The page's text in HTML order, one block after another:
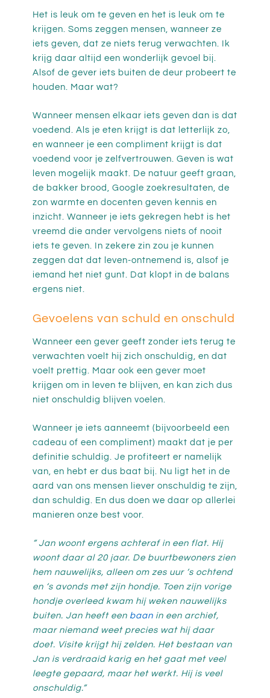
Het is leuk om te geven en het is leuk om te
krijgen. Soms zeggen mensen, wanneer ze
iets geven, dat ze niets terug verwachten. Ik
krijg daar altijd een wonderlijk gevoel bij.
Alsof de gever iets buiten de deur probeert te
houden. Maar wat?
Wanneer mensen elkaar iets geven dan is dat
voedend. Als je eten krijgt is dat letterlijk zo,
en wanneer je een compliment krijgt is dat
voedend voor je zelfvertrouwen. Geven is wat
leven mogelijk maakt. De natuur geeft graan,
de bakker brood, Google zoekresultaten, de
zon warmte en docenten geven kennis en
inzicht. Wanneer je iets gekregen hebt is het
vreemd die ander vervolgens niets of nooit
iets te geven. In zekere zin zou je kunnen
zeggen dat dat leven-ontnemend is, alsof je
iemand het niet gunt. Dat klopt in de balans
ergens niet.
Gevoelens van schuld en onschuld
Wanneer een gever geeft zonder iets terug te
verwachten voelt hij zich onschuldig, en dat
voelt prettig. Maar ook een gever moet
krijgen om in leven te blijven, en kan zich dus
niet onschuldig blijven voelen.
Wanneer je iets aanneemt (bijvoorbeeld een
cadeau of een compliment) maakt dat je per
definitie schuldig. Je profiteert er namelijk
van, en hebt er dus baat bij. Nu ligt het in de
aard van ons mensen liever onschuldig te zijn,
dan schuldig. En dus doen we daar op allerlei
manieren onze best voor.
” Jan woont ergens achteraf in een flat. Hij
woont daar al 20 jaar. De buurtbewoners zien
hem nauwelijks, alleen om zes uur ‘s ochtend
en ‘s avonds met zijn hondje. Toen zijn vorige
hondje overleed kwam hij weken nauwelijks
buiten. Jan heeft een baan in een archief,
maar niemand weet precies wat hij daar
doet. Visite krijgt hij zelden. Het bestaan van
Jan is verdraaid karig en het gaat met veel
leegte gepaard, maar het werkt. Hij is veel
onschuldig.”